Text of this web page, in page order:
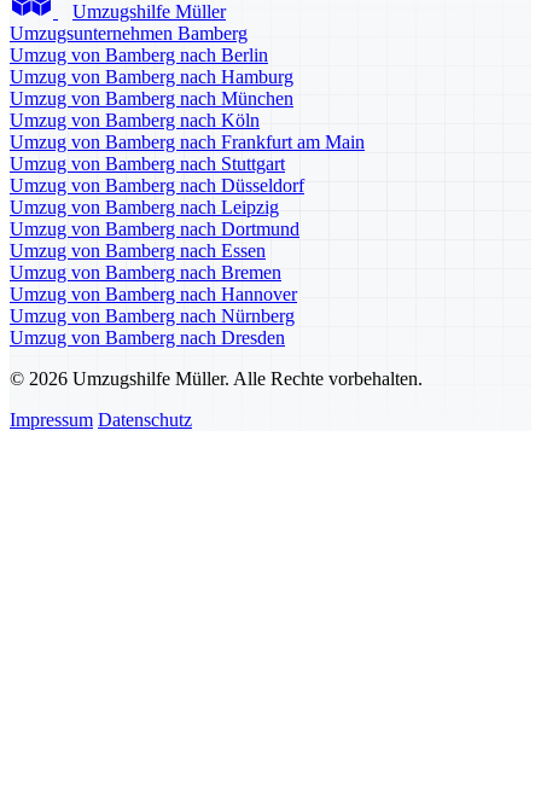
Umzugshilfe Müller
Umzugsunternehmen Bamberg
Umzug von Bamberg nach Berlin
Umzug von Bamberg nach Hamburg
Umzug von Bamberg nach München
Umzug von Bamberg nach Köln
Umzug von Bamberg nach Frankfurt am Main
Umzug von Bamberg nach Stuttgart
Umzug von Bamberg nach Düsseldorf
Umzug von Bamberg nach Leipzig
Umzug von Bamberg nach Dortmund
Umzug von Bamberg nach Essen
Umzug von Bamberg nach Bremen
Umzug von Bamberg nach Hannover
Umzug von Bamberg nach Nürnberg
Umzug von Bamberg nach Dresden
© 2026 Umzugshilfe Müller. Alle Rechte vorbehalten.
Impressum Datenschutz